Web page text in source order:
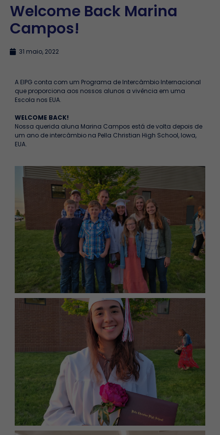
Welcome Back Marina
Campos!
31 maio, 2022
A EIPG conta com um Programa de Intercâmbio Internacional
que proporciona aos nossos alunos a vivência em uma
Escola nos EUA.
WELCOME BACK!
Nossa querida aluna Marina Campos está de volta depois de
um ano de intercâmbio na Pella Christian High School, Iowa,
EUA.